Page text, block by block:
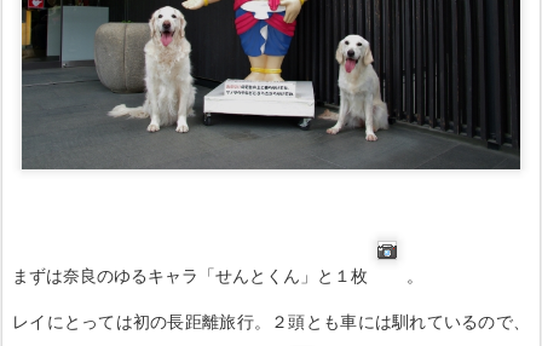
まずは奈良のゆるキャラ「せんとくん」と１枚
。
レイにとっては初の長距離旅行。２頭とも車には馴れているので、